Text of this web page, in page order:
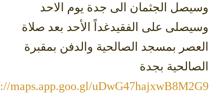
الجثمان الى جدة يوم الاحد
على الفقيدغداً الأحد بعد صلاة
بمسجد الصالحية والدفن بمقبرة
بجدة
https://maps.app.goo.gl/